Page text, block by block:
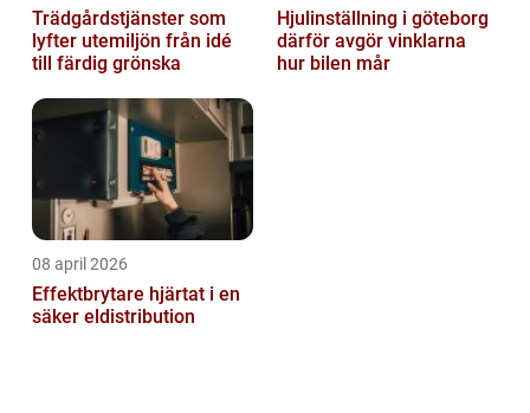
Trädgårdstjänster som
lyfter utemiljön från idé
till färdig grönska
Hjulinställning i göteborg
därför avgör vinklarna
hur bilen mår
08 april 2026
Effektbrytare hjärtat i en
säker eldistribution